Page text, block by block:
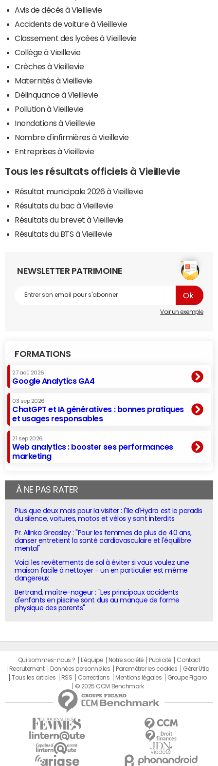
Avis de décès à Vieillevie
Accidents de voiture à Vieillevie
Classement des lycées à Vieillevie
Collège à Vieillevie
Crèches à Vieillevie
Maternités à Vieillevie
Délinquance à Vieillevie
Pollution à Vieillevie
Inondations à Vieillevie
Nombre d'infirmières à Vieillevie
Entreprises à Vieillevie
Tous les résultats officiels à Vieillevie
Résultat municipale 2026 à Vieillevie
Résultats du bac à Vieillevie
Résultats du brevet à Vieillevie
Résultats du BTS à Vieillevie
NEWSLETTER PATRIMOINE
Voir un exemple
FORMATIONS
27 aoû 2026
Google Analytics GA4
03 sep 2026
ChatGPT et IA génératives : bonnes pratiques
et usages responsables
21 sep 2026
Web analytics : booster ses performances
marketing
À NE PAS RATER
Plus que deux mois pour la visiter : l'île d'Hydra est le paradis
du silence, voitures, motos et vélos y sont interdits
Pr. Alinka Greasley : "Pour les femmes de plus de 40 ans,
danser entretient la santé cardiovasculaire et l'équilibre
mental"
Voici les revêtements de sol à éviter si vous voulez une
maison facile à nettoyer - un en particulier est même
dangereux
Bertrand, maître-nageur : "Les principaux accidents
d'enfants en piscine sont dus au manque de forme
physique des parents"
Qui sommes-nous ? L'équipe Notre société Publicité
Contact
Recrutement
Données personnelles Paramétrer les cookies
Gérer Utiq
Tous les articles
RSS Corrections Mentions légales
Groupe Figaro
© 2025 CCM Benchmark